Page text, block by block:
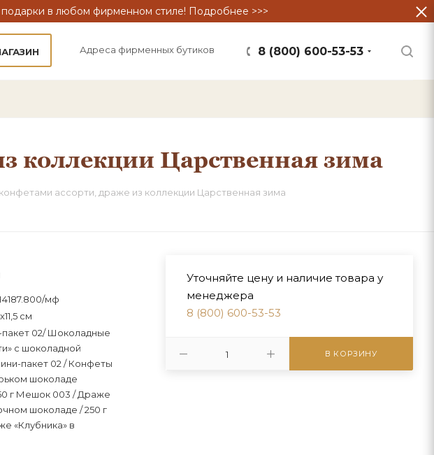
в любом фирменном стиле! Подробнее >>>
8 (800) 600-53-53
Адреса фирменных бутиков
коллекции Царственная зима
ассорти, драже из коллекции Царственная зима
мф
см
02/ Шоколадные
с шоколадной
пакет 02 / Конфеты
шоколаде
г Мешок 003 / Драже
шоколаде / 250 г
«Клубника» в
Уточняйте цену и наличие товара у
менеджера
8 (800) 600-53-53
В КОРЗИНУ